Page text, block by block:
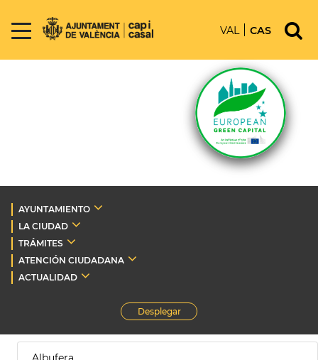
VAL CAS
AYUNTAMIENTO
LA CIUDAD
TRÁMITES
ATENCIÓN CIUDADANA
ACTUALIDAD
Desplegar